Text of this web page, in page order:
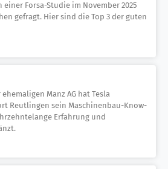
einer Forsa-Studie im November 2025
gefragt. Hier sind die Top 3 der guten
Manz AG hat Tesla
Reutlingen sein Maschinenbau-Know-
Erfahrung und